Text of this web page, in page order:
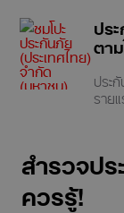
ปร
ตา
ประ
ราย
สำรวจป
ควรรู้!